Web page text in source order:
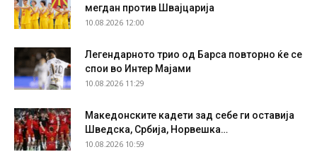
мегдан против Швајцарија
10.08.2026 12:00
Легендарното трио од Барса повторно ќе се
спои во Интер Мајами
10.08.2026 11:29
Македонските кадети зад себе ги оставија
Шведска, Србија, Норвешка…
10.08.2026 10:59